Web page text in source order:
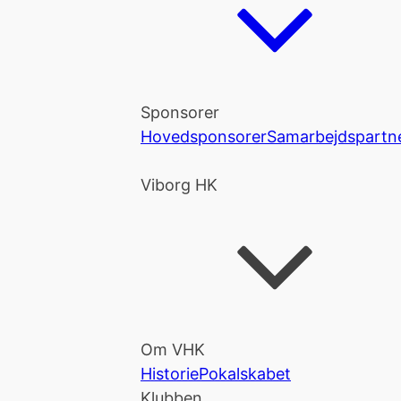
Sponsorer
Hovedsponsorer
Viborg HK
Om VHK
HistoriePokalskabet